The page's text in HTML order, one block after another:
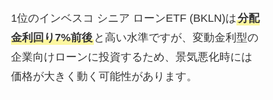
1位のインベスコ シニア ローンETF (BKLN)は分配
金利回り7%前後と高い水準ですが、変動金利型の
企業向けローンに投資するため、景気悪化時には
価格が大きく動く可能性があります。